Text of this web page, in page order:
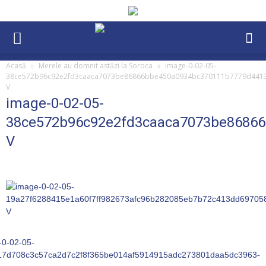
Acasă Merele au domnit astăzi la Soroca
image-0-02-05-
V
image-0-02-05-
V